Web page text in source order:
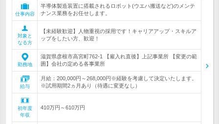
仕事内容
半導体製造装置に搭載されるロボット(ウエハ搬送など)のメンテ
ナンス業務をお任せします。
対象と
なる方
【未経験歓迎】人物重視の採用です！キャリアアップ・スキルア
ップをしたい方、歓迎！
勤務地
滋賀県彦根市高宮町762-1 【雇入れ直後】上記事業所 【変更の範
囲】会社の定める各事業所
給与
月給：200,000円～268,000円※経験を考慮して決定いたします。
※試用期間2ヵ月あり（待遇に変更なし）
初年度
年収
410万円～610万円